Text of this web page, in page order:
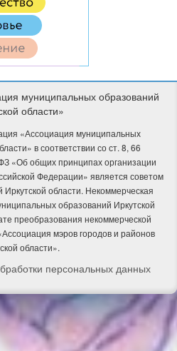
муниципальных образований
области»
«Ассоциация муниципальных
в соответствии со ст. 8, 66
«Об общих принципах организации
Федерации» является советом
области. Некоммерческая
образований Иркутской
преобразования некоммерческой
мэров городов и районов
области».
персональных данных